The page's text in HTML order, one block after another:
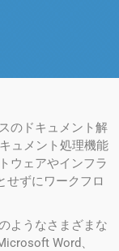
のドキュメント解
ュメント処理機能
ウェアやインフラ
せずにワークフロ
ようなさまざまな
Word、